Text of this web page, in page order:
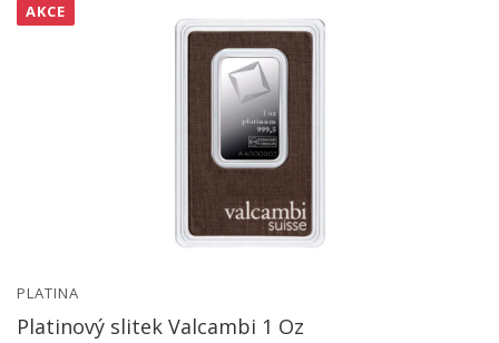
AKCE
PLATINA
Platinový slitek Valcambi 1 Oz